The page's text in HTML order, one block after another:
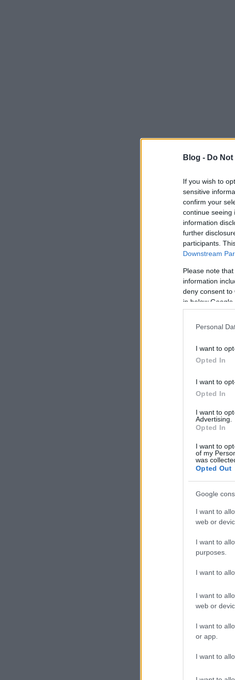
Blog - Do
If you wish to
sensitive
confirm your
continue seeing
information
further
participants.
Downstream
Please note
information
deny consent to
in below Google
Personal
I want to
Opted In
I want to
Opted In
I want to
Advertising.
Opted In
I want to
of my
was
Opted Out
Google
I want to
web or
I want to
purposes.
I want to
I want to
web or
I want to
or app.
I want to